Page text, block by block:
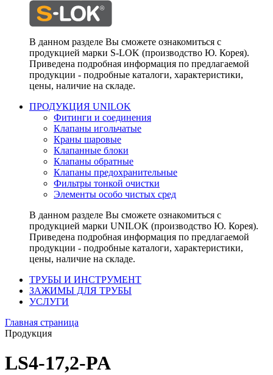
В данном разделе Вы сможете ознакомиться с
продукцией марки S-LOK (производство Ю. Корея).
Приведена подробная информация по предлагаемой
продукции - подробные каталоги, характеристики,
цены, наличие на складе.
ПРОДУКЦИЯ UNILOK
Фитинги и соединения
Клапаны игольчатые
Краны шаровые
Клапанные блоки
Клапаны обратные
Клапаны предохранительные
Фильтры тонкой очистки
Элементы особо чистых сред
В данном разделе Вы сможете ознакомиться с
продукцией марки UNILOK (производство Ю. Корея).
Приведена подробная информация по предлагаемой
продукции - подробные каталоги, характеристики,
цены, наличие на складе.
ТРУБЫ И ИНСТРУМЕНТ
ЗАЖИМЫ ДЛЯ ТРУБЫ
УСЛУГИ
Главная страница
Продукция
LS4-17,2-PA